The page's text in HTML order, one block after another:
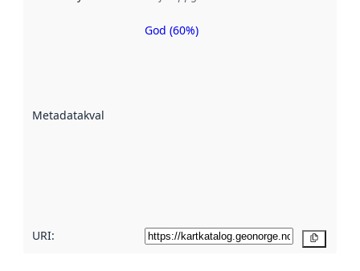
Metadatakvalitet
Metadatakvalitet
God (60%)
URI: